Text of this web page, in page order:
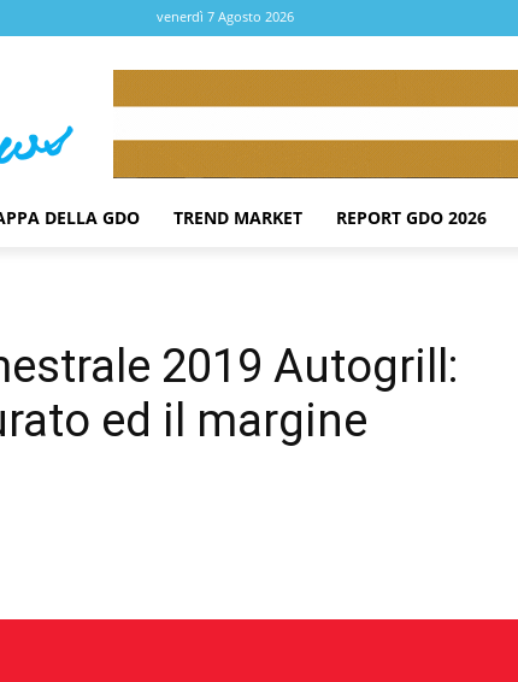
venerdì 7 Agosto 2026
DELLA GDO TREND MARKET REPORT GDO 2026
2019 Autogrill:
ed il margine